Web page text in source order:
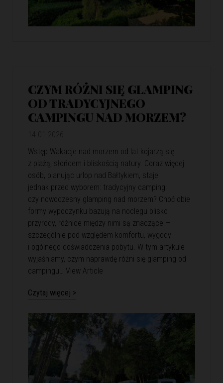
CZYM RÓŻNI SIĘ GLAMPING
OD TRADYCYJNEGO
CAMPINGU NAD MORZEM?
Wstęp Wakacje nad morzem od lat kojarzą się
z plażą, słońcem i bliskością natury. Coraz więcej
osób, planując urlop nad Bałtykiem, staje
jednak przed wyborem: tradycyjny camping
czy nowoczesny glamping nad morzem? Choć obie
formy wypoczynku bazują na noclegu blisko
przyrody, różnice między nimi są znaczące —
szczególnie pod względem komfortu, wygody
i ogólnego doświadczenia pobytu. W tym artykule
wyjaśniamy, czym naprawdę różni się glamping od
campingu… View Article
Czytaj więcej >